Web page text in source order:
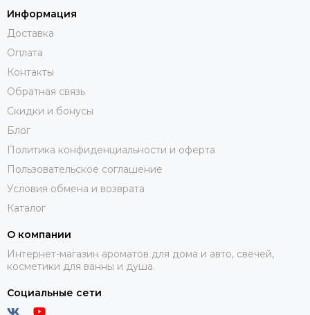
Информация
Доставка
Оплата
Контакты
Обратная связь
Скидки и бонусы
Блог
Политика конфиденциальности и оферта
Пользовательское соглашение
Условия обмена и возврата
Каталог
О компании
Интернет-магазин ароматов для дома и авто, свечей,
косметики для ванны и душа.
Социальные сети